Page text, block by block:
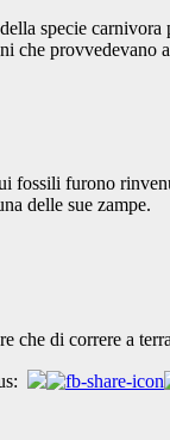
specie
che provvedevano
fossili furono
delle sue zampe.
che di correre a